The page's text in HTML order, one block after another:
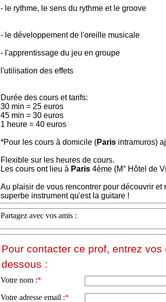
- le rythme, le sens du rythme et le groove
- le développement de l'oreille musicale
- l'apprentissage du jeu en groupe
l'utilisation des effets
Durée des cours et tarifs:
30 min = 25 euros
45 min = 30 euros
1 heure = 40 euros
*Pour les cours à domicile (Paris intramuros)
Flexible sur les heures de cours.
Les cours ont lieu à Paris 4ème (M° Hôtel de
Au plaisir de vous rencontrer pour découvrir et
superbe instrument qu'est la guitare !
Partagez avec vos amis :
Pour contacter ce prof, entrez vos
dessous :
Votre nom :*
Votre adresse email :*